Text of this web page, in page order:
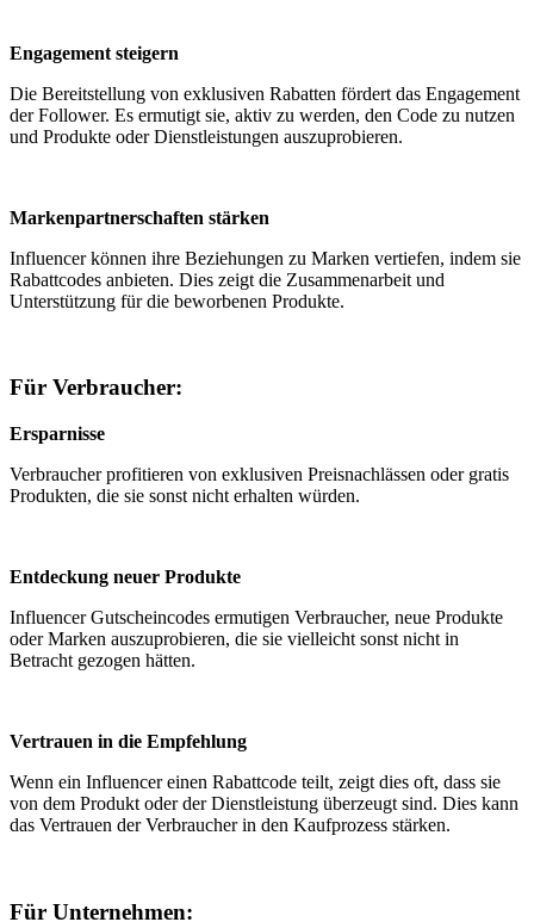
Engagement steigern
Die Bereitstellung von exklusiven Rabatten fördert das Engagement
der Follower. Es ermutigt sie, aktiv zu werden, den Code zu nutzen
und Produkte oder Dienstleistungen auszuprobieren.
Markenpartnerschaften stärken
Influencer können ihre Beziehungen zu Marken vertiefen, indem sie
Rabattcodes anbieten. Dies zeigt die Zusammenarbeit und
Unterstützung für die beworbenen Produkte.
Für Verbraucher:
Ersparnisse
Verbraucher profitieren von exklusiven Preisnachlässen oder gratis
Produkten, die sie sonst nicht erhalten würden.
Entdeckung neuer Produkte
Influencer Gutscheincodes ermutigen Verbraucher, neue Produkte
oder Marken auszuprobieren, die sie vielleicht sonst nicht in
Betracht gezogen hätten.
Vertrauen in die Empfehlung
Wenn ein Influencer einen Rabattcode teilt, zeigt dies oft, dass sie
von dem Produkt oder der Dienstleistung überzeugt sind. Dies kann
das Vertrauen der Verbraucher in den Kaufprozess stärken.
Für Unternehmen: